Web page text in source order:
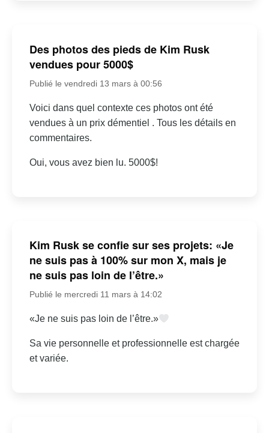
Des photos des pieds de Kim Rusk
vendues pour 5000$
Publié le vendredi 13 mars à 00:56
Voici dans quel contexte ces photos ont été
vendues à un prix démentiel . Tous les détails en
commentaires.
Oui, vous avez bien lu. 5000$!
Kim Rusk se confie sur ses projets: «Je
ne suis pas à 100% sur mon X, mais je
ne suis pas loin de l’être.»
Publié le mercredi 11 mars à 14:02
«Je ne suis pas loin de l’être.»
Sa vie personnelle et professionnelle est chargée
et variée.